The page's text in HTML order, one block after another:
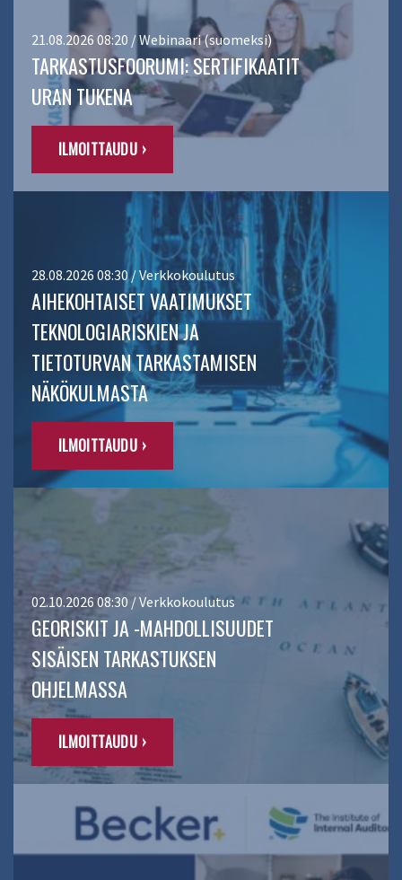
21.08.2026 08:20 / Webinaari (suomeksi)
TARKASTUSFOORUMI: SERTIFIKAATIT
URAN TUKENA
ILMOITTAUDU ›
28.08.2026 08:30 / Verkkokoulutus
AIHEKOHTAISET VAATIMUKSET
TEKNOLOGIARISKIEN JA
TIETOTURVAN TARKASTAMISEN
NÄKÖKULMASTA
ILMOITTAUDU ›
02.10.2026 08:30 / Verkkokoulutus
GEORISKIT JA -MAHDOLLISUUDET
SISÄISEN TARKASTUKSEN
OHJELMASSA
ILMOITTAUDU ›